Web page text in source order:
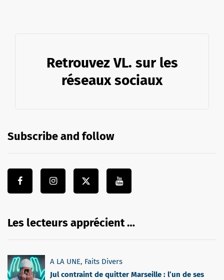
Retrouvez VL. sur les
réseaux sociaux
Subscribe and follow
Les lecteurs apprécient …
A LA UNE, Faits Divers
Jul contraint de quitter Marseille : l’un de ses